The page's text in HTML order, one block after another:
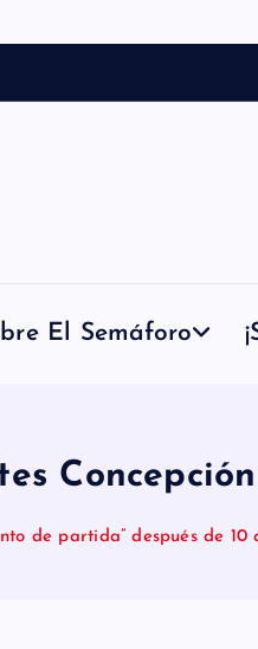
El Semáforo
Concepción
de partida” después de 10